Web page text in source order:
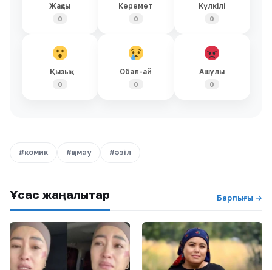
Жақсы
0
Керемет
0
Күлкілі
0
Қызық
0
Обал-ай
0
Ашулы
0
#комик #қамау #әзіл
Ұқсас жаңалықтар Барлығы →